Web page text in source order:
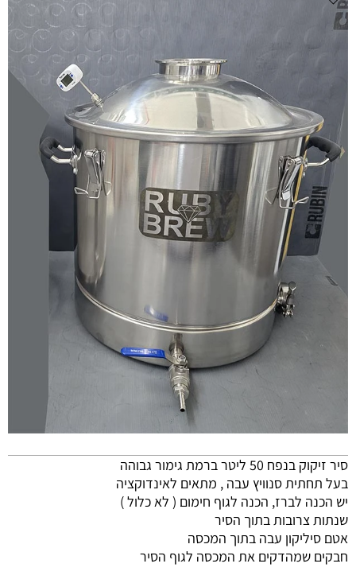
סיר זיקוק בנפח 50 ליטר ברמת גימור גבוהה
בעל תחתית סנוויץ עבה , מתאים לאינדוקציה
יש הכנה לברז, הכנה לגוף חימום ( לא כלול )
שנתות צרובות בתוך הסיר
אטם סיליקון עבה בתוך המכסה
חבקים שמהדקים את המכסה לגוף הסיר